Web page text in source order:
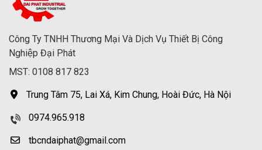
Công Ty TNHH Thương Mại Và Dịch Vụ Thiết Bị Công
Nghiệp Đại Phát
MST: 0108 817 823
Trung Tâm 75, Lai Xá, Kim Chung, Hoài Đức, Hà Nội
0974.965.918
tbcndaiphat@gmail.com